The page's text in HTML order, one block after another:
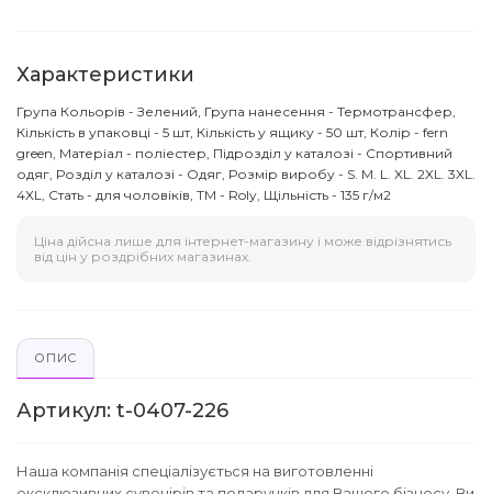
Характеристики
Група Кольорів - Зелений, Група нанесення - Термотрансфер,
Кількість в упаковці - 5 шт, Кількість у ящику - 50 шт, Колір - fern
green, Матеріал - поліестер, Підрозділ у каталозі - Спортивний
одяг, Розділ у каталозі - Одяг, Розмір виробу - S. M. L. XL. 2XL. 3XL.
4XL, Стать - для чоловіків, ТМ - Roly, Щільність - 135 г/м2
Ціна дійсна лише для інтернет-магазину і може відрізнятись
від цін у роздрібних магазинах.
ОПИС
Артикул: t-0407-226
Наша компанія спеціалізується на виготовленні